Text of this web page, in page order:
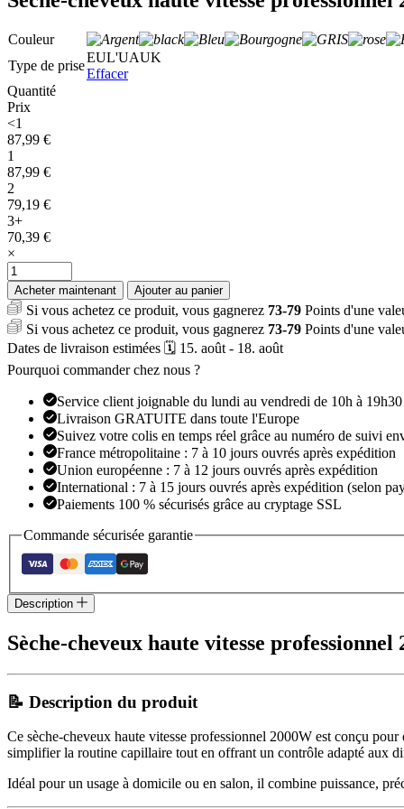
Couleur
Type de prise
EUL'UAUK
Effacer
Quantité
Prix
<1
87,99 €
1
87,99 €
2
79,19 €
3+
70,39 €
×
quantité
de
Sèche-
cheveux
haute
vitesse
professionnel
2000W
Acheter maintenant Ajouter au panier
Si vous achetez ce produit, vous gagnerez 73-79 Points d'une
Si vous achetez ce produit, vous gagnerez 73-79 Points d'une
Dates de livraison estimées 🗓️ 15. août - 18. août
Pourquoi commander chez nous ?
Service client joignable du lundi au vendredi de 10h à 19h30
Livraison GRATUITE dans toute l'Europe
Suivez votre colis en temps réel grâce au numéro de suivi
France métropolitaine : 7 à 10 jours ouvrés après expédition
Union européenne : 7 à 12 jours ouvrés après expédition
International : 7 à 15 jours ouvrés après expédition (selon
Paiements 100 % sécurisés grâce au cryptage SSL
Commande sécurisée garantie
Description
Sèche-cheveux haute vitesse
📝 Description du produit
Ce sèche-cheveux haute vitesse professionnel 2000W est conçu
simplifier la routine capillaire tout en offrant un contrôle adapté aux
Idéal pour un usage à domicile ou en salon, il combine puissance,